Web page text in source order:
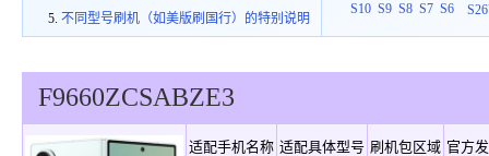
不同型号刷机（如美版刷国行）的特别说明
S10 S9 S8 S7 S6
F9660ZCSABZE3
适配手机名称 适配具体型号 刷机包区域 官方